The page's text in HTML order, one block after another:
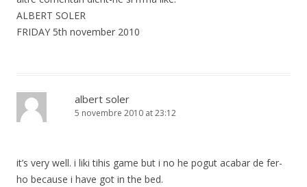
ALBERT SOLER
FRIDAY 5th november 2010
albert soler
5 novembre 2010 at 23:12
it’s very well. i liki tihis game but i no he pogut acabar de fer-
ho because i have got in the bed.